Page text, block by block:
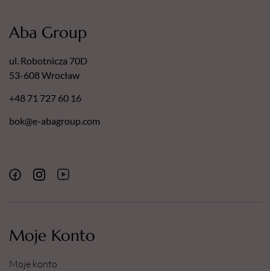
Moje Konto
Moje konto
Aba Group
ul. Robotnicza 70D
53-608 Wrocław
+48 71 727 60 16
bok@e-abagroup.com